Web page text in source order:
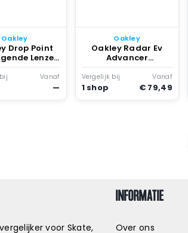
Oakley
Drop Point
Lenzen
Rood
Vanaf
—
Oakley
Oakley Radar Ev
Advancer
Vervangende Lenzen
Vergelijk bij
1 shop
Vanaf
€ 79,49
voor Skate,
INFORMATIE
Over ons